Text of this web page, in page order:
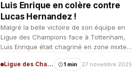
Luis Enrique en colère contre
Lucas Hernandez !
Malgré la belle victoire de son équipe en
Ligue des Champions face à Tottenham,
Luis Enrique était chagriné en zone mixte.
Le coach du PSG …
Ligue des Champions 1 min 27 novembre 2025